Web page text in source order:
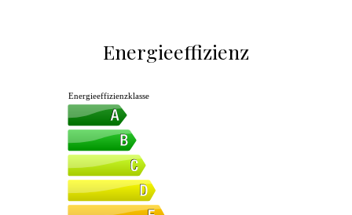
Energieeffizienz
Energieeffizienzklasse